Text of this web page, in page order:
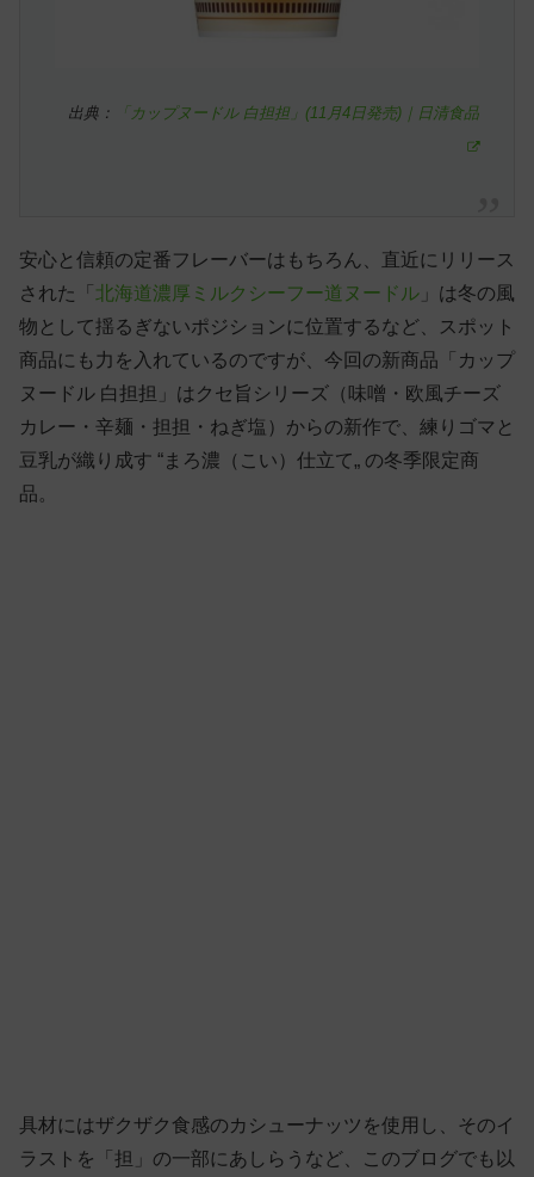
出典： 「カップヌードル 白担担」(11月4日発売)｜日清食品
安心と信頼の定番フレーバーはもちろん、直近にリリース
された「 北海道濃厚ミルクシーフー道ヌードル 」は冬の風
物として揺るぎないポジションに位置するなど、スポット
商品にも力を入れているのですが、今回の新商品「カップ
ヌードル 白担担」はクセ旨シリーズ（味噌・欧風チーズ
カレー・辛麺・担担・ねぎ塩）からの新作で、練りゴマと
豆乳が織り成す “まろ濃（こい）仕立て„ の冬季限定商
品。
具材にはザクザク食感のカシューナッツを使用し、そのイ
ラストを「担」の一部にあしらうなど、このブログでも以